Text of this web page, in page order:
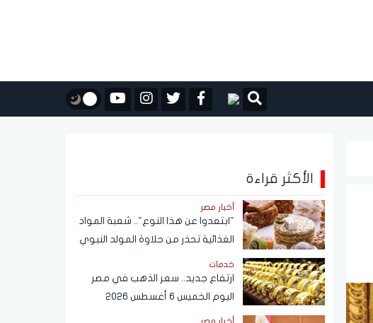
الأكثر قراءة
أخبار مصر
"ابتعدوا عن هذا النوع".. شعبة المواد
الغذائية تحذر من حلاوة المولد النبوي
خدمات
ارتفاع جديد.. سعر الذهب في مصر
اليوم الخميس 6 أغسطس 2026
أخبار مصر